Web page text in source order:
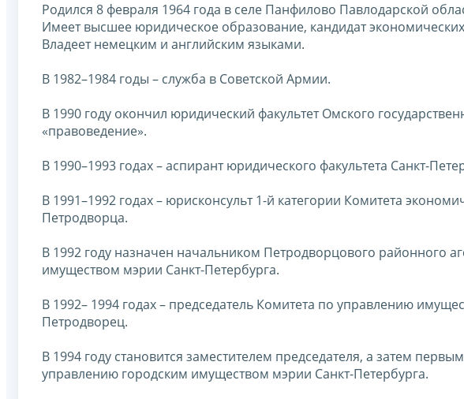
Родился 8 февраля 1964 года в селе Панфилово Павлодарской
Имеет высшее юридическое образование, кандидат
Владеет немецким и английским языками.
В 1982–1984 годы – служба в Советской Армии.
В 1990 году окончил юридический факультет Омского
«правоведение».
В 1990–1993 годах – аспирант юридического факультета Санкт-
В 1991–1992 годах – юрисконсульт 1-й категории Комитета
Петродворца.
В 1992 году назначен начальником Петродворцового районного
имуществом мэрии Санкт-Петербурга.
В 1992– 1994 годах – председатель Комитета по управлению
Петродворец.
В 1994 году становится заместителем председателя, а затем
управлению городским имуществом мэрии Санкт-Петербурга.